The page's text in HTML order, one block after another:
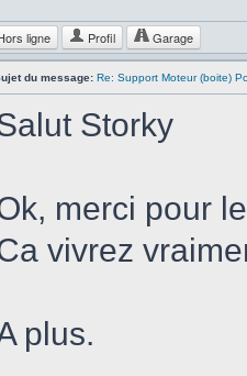
ligne Profil Garage
du message: Re: Support Moteur (boite)
Storky
merci pour
vivrez
plus.